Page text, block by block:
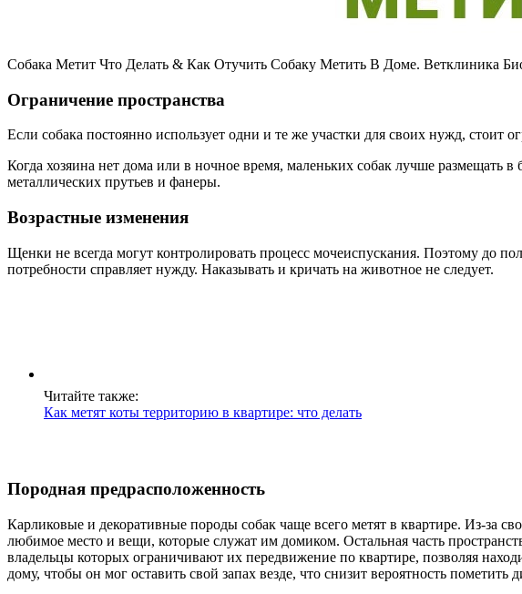
Собака Метит Что Делать & Как Отучить Собаку Метить В Доме. Ветклиника
Ограничение пространства
Если собака постоянно использует одни и те же участки для своих нужд, стоит
Когда хозяина нет дома или в ночное время, маленьких собак лучше
металлических прутьев и фанеры.
Возрастные изменения
Щенки не всегда могут контролировать процесс мочеиспускания. Поэтому до
потребности справляет нужду. Наказывать и кричать на животное не следует.
Читайте также:
Как метят коты территорию в квартире: что делать
Породная предрасположенность
Карликовые и декоративные породы собак чаще всего метят в квартире. Из-за
любимое место и вещи, которые служат им домиком. Остальная часть
владельцы которых ограничивают их передвижение по квартире, позволяя
дому, чтобы он мог оставить свой запах везде, что снизит вероятность пометить